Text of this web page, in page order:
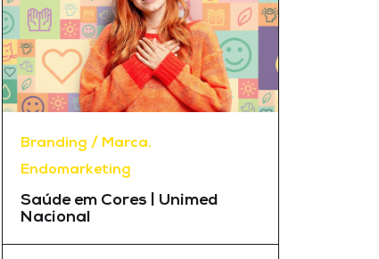
Branding / Marca,
Endomarketing
Saúde em Cores | Unimed
Nacional